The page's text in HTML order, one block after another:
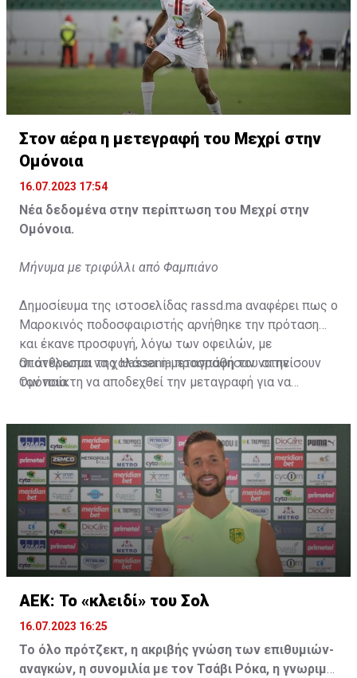
Στον αέρα η μετεγραφή του Μεχρί στην
Ομόνοια
16.07.2023 17:54
Νέα δεδομένα στην περίπτωση του Μεχρί στην
Ομόνοια.
Μήνυμα με τριφύλλι από Φαμπιάνο
Δημοσίευμα της ιστοσελίδας rassd.ma αναφέρει πως ο
Μαροκινός ποδοσφαιριστής αρνήθηκε την πρόταση
και έκανε προσφυγή, λόγω των οφειλών, με
αποτέλεσμα να χαλάσει η μεταγραφή του στην
Ομόνοια.
Οι άνθρωποι της Hassania προσπάθησαν να πείσουν
τον παίκτη να αποδεχθεί την μεταγραφή για να
να λύσει το συμβόλαιό του, ώστε να μετακομίσει
ελεύθερα σε οποιαδήποτε νέα ομάδα το τρέχον
καλοκαίρι.
ΑΕΚ: Το «κλειδί» του Σολ
16.07.2023 16:25
Το όλο πρότζεκτ, η ακριβής γνώση των επιθυμιών-
αναγκών, η συνομιλία με τον Τσάβι Ρόκα, η γνωριμία